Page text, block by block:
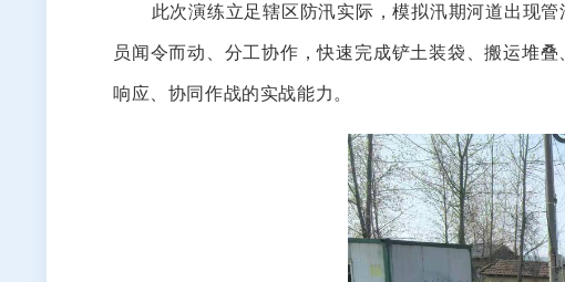
此次演练立足辖区防汛实际，模拟汛期河道出现管
员闻令而动、分工协作，快速完成铲土装袋、搬运堆
响应、协同作战的实战能力。